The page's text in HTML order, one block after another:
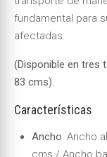
fundamental para
afectadas.
(Disponible en tres
83 cms).
Características
Ancho: Ancho
cms / Ancho